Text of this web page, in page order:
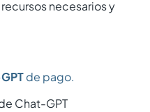
necesarios y
de pago.
Chat-GPT